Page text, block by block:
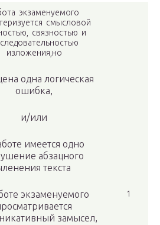
экзаменуемого
смысловой
связностью и
изложения,но
одна логическая
ошибка,
и/или
имеется одно
абзацного
текста
экзаменуемого
замысел,
1